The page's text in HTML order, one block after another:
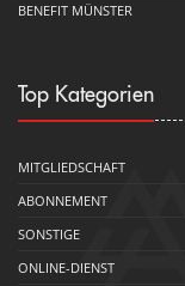
BENEFIT MÜNSTER
Top Kategorien
MITGLIEDSCHAFT
ABONNEMENT
SONSTIGE
ONLINE-DIENST